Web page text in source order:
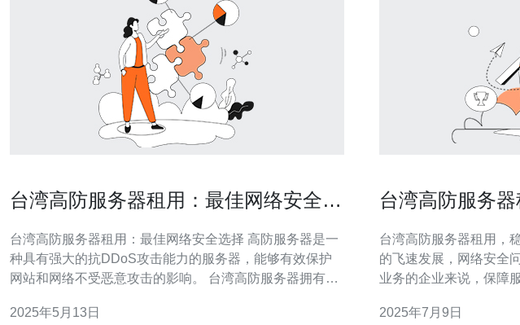
台湾高防服务器租用：最佳网络安全选
台湾高防服务器租用：最佳网络安全选择 高防服务器是一
种具有强大的抗DDoS攻击能力的服务器，能够有效保护
网站和网络不受恶意攻击的影响。 台湾高防服务器拥有先
站在面对各种网络攻击时保持正常运行。 1. 提供24/7技术
2025年5月13日
台湾高防服务
台湾高防服务器租用，稳定安
的飞速发展，网络安全
业务的企业来说，保障
础设施和高质量的网络
2025年7月9日